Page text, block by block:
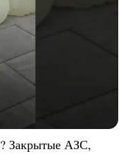
Закрытые АЗС,